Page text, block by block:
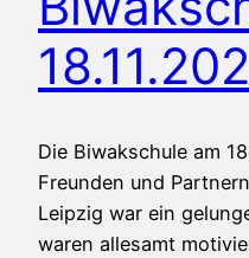
Die Biwakschule am
Freunden und
Leipzig war ein
waren allesamt